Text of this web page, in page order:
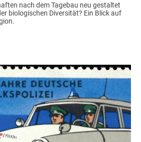
nach dem Tagebau neu gestaltet
biologischen Diversität? Ein Blick auf